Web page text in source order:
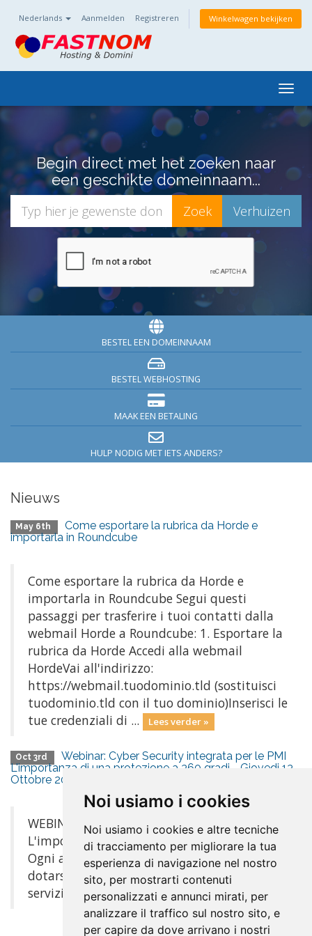
Noi usiamo i cookies
Noi usiamo i cookies e altre tecniche
di tracciamento per migliorare la tua
esperienza di navigazione nel nostro
sito, per mostrarti contenuti
personalizzati e annunci mirati, per
analizzare il traffico sul nostro sito, e
per capire da dove arrivano i nostri
Nederlands Aanmelden Registreren Winkelwagen bekijken
Begin direct met het zoeken naar
een geschikte domeinnaam...
BESTEL EEN DOMEINNAAM
BESTEL WEBHOSTING
MAAK EEN BETALING
HULP NODIG MET IETS ANDERS?
Nieuws
May 6th
Come esportare la rubrica da Horde e
importarla in Roundcube
Come esportare la rubrica da Horde e
importarla in Roundcube Segui questi
passaggi per trasferire i tuoi contatti dalla
webmail Horde a Roundcube: 1. Esportare la
rubrica da Horde Accedi alla webmail
HordeVai all'indirizzo:
https://webmail.tuodominio.tld (sostituisci
tuodominio.tld con il tuo dominio)Inserisci le
tue credenziali di ...
Lees verder »
Oct 3rd
Webinar: Cyber Security integrata per le PMI
L'importanza di una protezione a 360 gradi - Giovedi 13
Ottobre 2022, ore 10
WEBINAR Cyber Security integrata per le PMI
L'importanza di una protezione a 360 gradi
Ogni attività può trarre grande beneficio dal
dotarsi di una soluzione di cybersecurity a
servizio Giovedì 13 ... Lees verder »